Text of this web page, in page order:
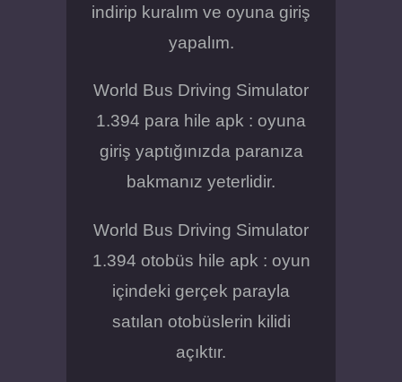
indirip kuralım ve oyuna giriş
yapalım.
World Bus Driving Simulator
1.394 para hile apk : oyuna
giriş yaptığınızda paranıza
bakmanız yeterlidir.
World Bus Driving Simulator
1.394 otobüs hile apk : oyun
içindeki gerçek parayla
satılan otobüslerin kilidi
açıktır.